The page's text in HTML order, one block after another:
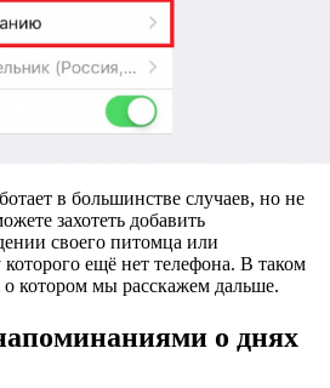
в большинстве случаев, но не
захотеть добавить
своего питомца или
ещё нет телефона. В таком
о котором мы расскажем дальше.
о днях